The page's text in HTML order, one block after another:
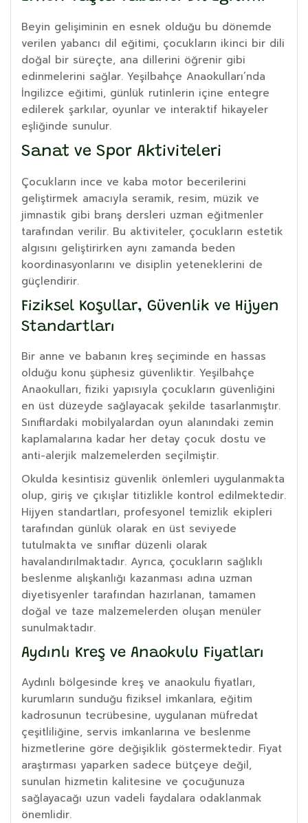
Beyin gelişiminin en esnek olduğu bu dönemde
verilen yabancı dil eğitimi, çocukların ikinci bir dili
doğal bir süreçte, ana dillerini öğrenir gibi
edinmelerini sağlar. Yeşilbahçe Anaokulları’nda
İngilizce eğitimi, günlük rutinlerin içine entegre
edilerek şarkılar, oyunlar ve interaktif hikayeler
eşliğinde sunulur.
Sanat ve Spor Aktiviteleri
Çocukların ince ve kaba motor becerilerini
geliştirmek amacıyla seramik, resim, müzik ve
jimnastik gibi branş dersleri uzman eğitmenler
tarafından verilir. Bu aktiviteler, çocukların estetik
algısını geliştirirken aynı zamanda beden
koordinasyonlarını ve disiplin yeteneklerini de
güçlendirir.
Fiziksel Koşullar, Güvenlik ve Hijyen
Standartları
Bir anne ve babanın kreş seçiminde en hassas
olduğu konu şüphesiz güvenliktir. Yeşilbahçe
Anaokulları, fiziki yapısıyla çocukların güvenliğini
en üst düzeyde sağlayacak şekilde tasarlanmıştır.
Sınıflardaki mobilyalardan oyun alanındaki zemin
kaplamalarına kadar her detay çocuk dostu ve
anti-alerjik malzemelerden seçilmiştir.
Okulda kesintisiz güvenlik önlemleri uygulanmakta
olup, giriş ve çıkışlar titizlikle kontrol edilmektedir.
Hijyen standartları, profesyonel temizlik ekipleri
tarafından günlük olarak en üst seviyede
tutulmakta ve sınıflar düzenli olarak
havalandırılmaktadır. Ayrıca, çocukların sağlıklı
beslenme alışkanlığı kazanması adına uzman
diyetisyenler tarafından hazırlanan, tamamen
doğal ve taze malzemelerden oluşan menüler
sunulmaktadır.
Aydınlı Kreş ve Anaokulu Fiyatları
Aydınlı bölgesinde kreş ve anaokulu fiyatları,
kurumların sunduğu fiziksel imkanlara, eğitim
kadrosunun tecrübesine, uygulanan müfredat
çeşitliliğine, servis imkanlarına ve beslenme
hizmetlerine göre değişiklik göstermektedir. Fiyat
araştırması yaparken sadece bütçeye değil,
sunulan hizmetin kalitesine ve çocuğunuza
sağlayacağı uzun vadeli faydalara odaklanmak
önemlidir.